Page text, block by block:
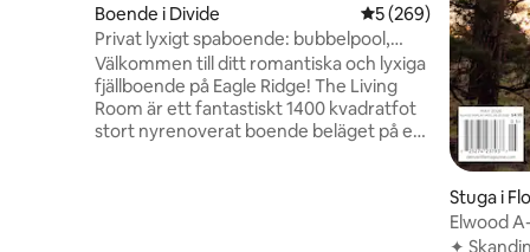
Boende i Divide 5 av 5 i
5 (269)
Privat lyxigt spaboende: bubbelpool,
bastu och utsikt
Välkommen till ditt romantiska och lyxiga
fjällboende på Eagle Ridge! The Living
Room är ett fantastiskt 1400 kvadratfot
stort nyrenoverat boende beläget på en
Stuga i
Elwood
Pike's
✦